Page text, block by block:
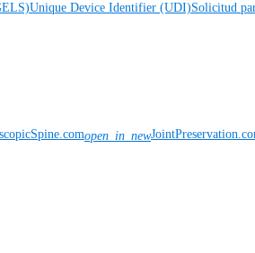
Unique Device Identifier (UDI)Solicitud
open_in_new